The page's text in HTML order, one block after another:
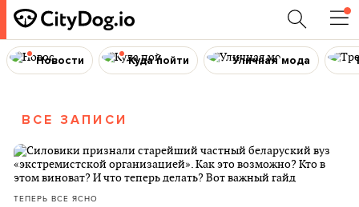
Новости Куда пойти Уличная мода
ВСЕ ЗАПИСИ
ТЕПЕРЬ ВСЕ ЯСНО